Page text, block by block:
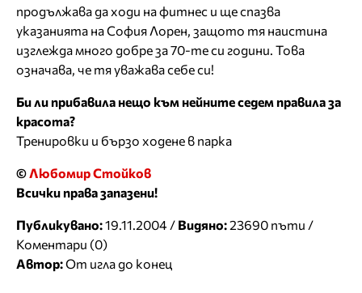
продължава да ходи на фитнес и ще спазва
указанията на София Лорен, защото тя наистина
изглежда много добре за 70-те си години. Това
означава, че тя уважава себе си!
Би ли прибавила нещо към нейните седем правила за
красота?
Тренировки и бързо ходене в парка
© Любомир Стойков
Всички права запазени!
Публикувано:19.11.2004 / Видяно:23690 пъти /
Коментари (0)
Автор:От игла до конец